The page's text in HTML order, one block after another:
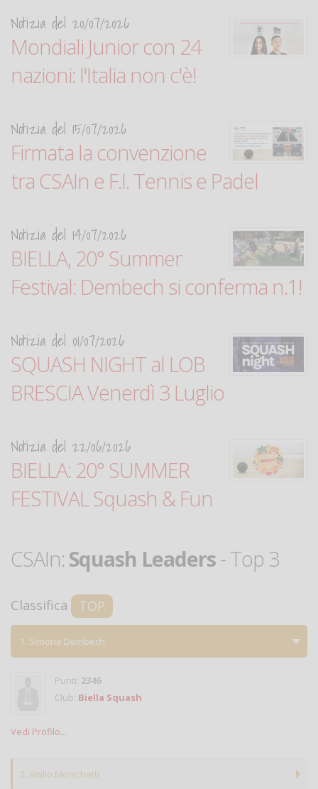
Notizia del 20/07/2026
Mondiali Junior con 24
nazioni: l'Italia non c'è!
Notizia del 15/07/2026
Firmata la convenzione
tra CSAIn e F.I. Tennis e Padel
Notizia del 14/07/2026
BIELLA, 20° Summer
Festival: Dembech si conferma n.1!
Notizia del 01/07/2026
SQUASH NIGHT al LOB
BRESCIA Venerdì 3 Luglio
Notizia del 22/06/2026
BIELLA: 20° SUMMER
FESTIVAL Squash & Fun
CSAIn: Squash Leaders- Top 3
Classifica TOP
1. Simone Dembech
Punti: 2346
Club: Biella Squash
Vedi Profilo...
2. Attilio Menichetti